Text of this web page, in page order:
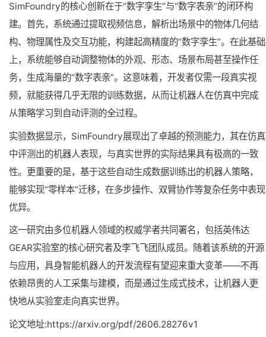
SimFoundry的核心创新在于“数字孪生”与“数字表亲”的闭环构
建。首先，系统通过提取视频信息，解析出场景中的物体几何结
构、物理属性及交互功能，构建起高精度的“数字孪生”。在此基础
上，系统能够自动调整物体的外观、形态、场景布局甚至操作任
务，生成海量的“数字表亲”。这意味着，开发者仅需一段真实视
频，就能获得几乎无限的训练数据，从而让机器人在仿真中完成
从策略学习到自动评测的全过程。
实验数据显示，SimFoundry展现出了卓越的预测能力，其在仿真
中评测出的机器人表现，与真实世界的实际结果具有极高的一致
性。更重要的是，基于这些自动生成数据训练出的机器人策略，
能够实现“零样本”迁移，在多步操作、双臂协作等复杂任务中表现
优异。
这一研究由多位机器人领域的权威学者共同署名，包括英伟达
GEAR实验室的核心研究者及李飞飞团队成员。随着该系统的开源
与应用，具身智能机器人的开发流程有望迎来重大变革——不再
依赖昂贵的人工采集与建模，而是通过生成式技术，让机器人更
快地从实验室走向真实世界。
论文地址:https://arxiv.org/pdf/2606.28276v1